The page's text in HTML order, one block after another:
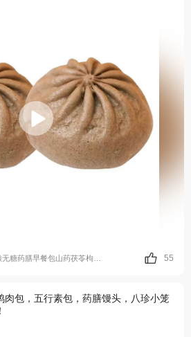
55
肉包，五行素包，药膳馒头，八珍小笼